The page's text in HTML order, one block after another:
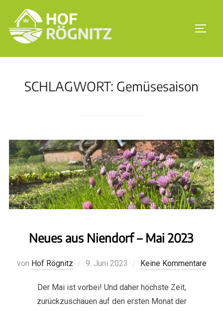
SCHLAGWORT: Gemüsesaison
Neues aus Niendorf – Mai 2023
von Hof Rögnitz 9. Juni 2023 Keine Kommentare
Der Mai ist vorbei! Und daher höchste Zeit,
zurückzuschauen auf den ersten Monat der